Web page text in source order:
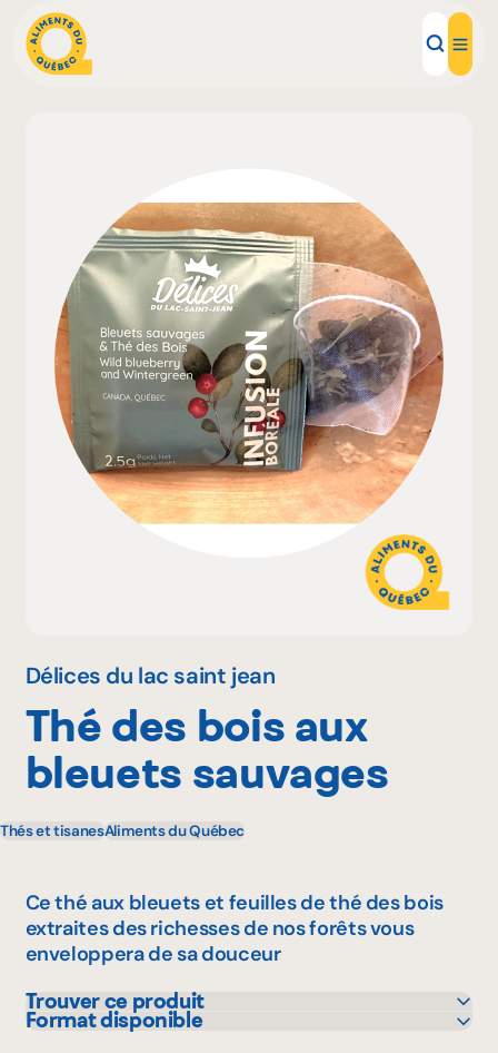
Recettes
Inspirations d'ici
Restaurants
Institutions
À propos
Délices du lac saint jean
Thé des bois aux
bleuets sauvages
Thés et tisanesAliments du Québec
Ce thé aux bleuets et feuilles de thé des bois
extraites des richesses de nos forêts vous
enveloppera de sa douceur
Trouver ce produit
Pasquier
Format disponible